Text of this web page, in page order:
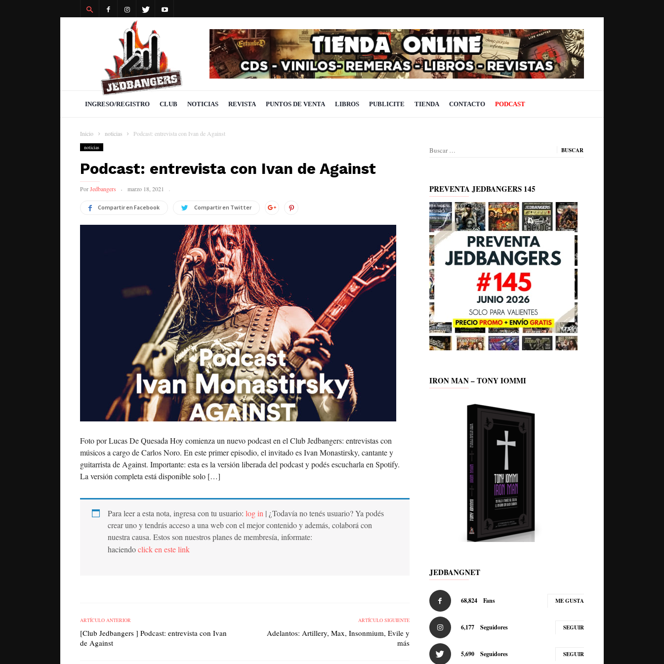
INGRESO/REGISTRO CLUB NOTICIAS REVISTA PUNTOS DE VENTA LIBROS PUBLICITE TIENDA CONTACTO PODCAST
Inicio noticias Podcast: entrevista con Ivan de Against
noticias
Podcast: entrevista con Ivan de Against
PorJedbangers marzo 18, 2021
Compartir en Facebook Compartir en Twitter
Foto por Lucas De Quesada Hoy comienza un nuevo podcast en el Club Jedbangers: entrevistas con
músicos a cargo de Carlos Noro. En este primer episodio, el invitado es Ivan Monastirsky, cantante y
guitarrista de Against. Importante: esta es la versión liberada del podcast y podés escucharla en Spotify.
La versión completa está disponible solo […]
Para leer a esta nota, ingresa con tu usuario: log in | ¿Todavía no tenés usuario? Ya podés
crear uno y tendrás acceso a una web con el mejor contenido y además, colaborá con
nuestra causa. Estos son nuestros planes de membresía, informate:
haciendoclick en este link
ARTÍCULO ANTERIOR
[Club Jedbangers ] Podcast: entrevista con Ivan
de Against
ARTÍCULO SIGUIENTE
Adelantos: Artillery, Max, Insonmium, Evile y
más
Buscar:
PREVENTA JEDBANGERS 145
IRON MAN – TONY IOMMI
JEDBANGNET
68,824 Fans ME GUSTA
6,177 Seguidores SEGUIR
5,690 Seguidores SEGUIR